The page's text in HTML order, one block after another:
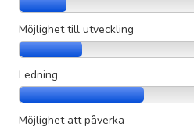
Möjlighet till utveckling
Ledning
Möjlighet att påverka